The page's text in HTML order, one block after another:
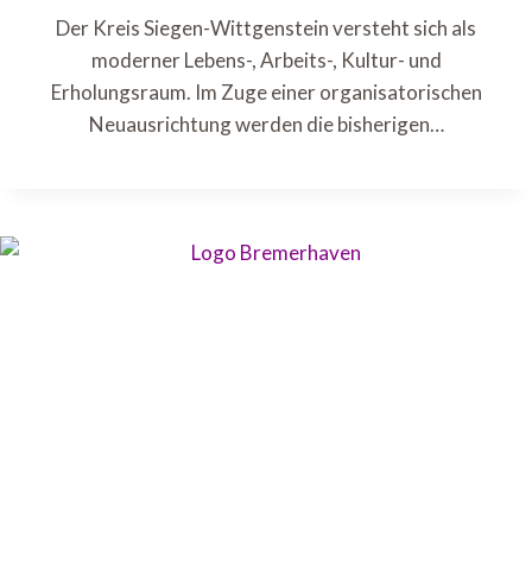
Der Kreis Siegen-Wittgenstein versteht sich als
moderner Lebens-, Arbeits-, Kultur- und
Erholungsraum. Im Zuge einer organisatorischen
Neuausrichtung werden die bisherigen…